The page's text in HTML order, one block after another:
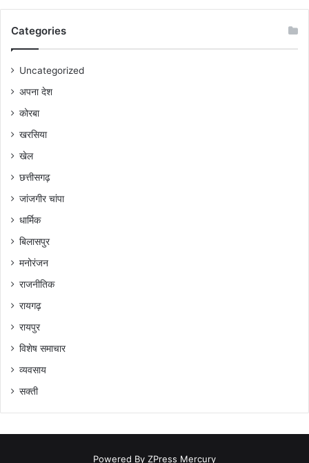
Categories
Uncategorized
अपना देश
कोरबा
खरसिया
खेल
छत्तीसगढ़
जांजगीर चांपा
धार्मिक
बिलासपुर
मनोरंजन
राजनीतिक
रायगढ़
रायपुर
विशेष समाचार
व्यवसाय
सक्ती
Powered By ZPress Mercury